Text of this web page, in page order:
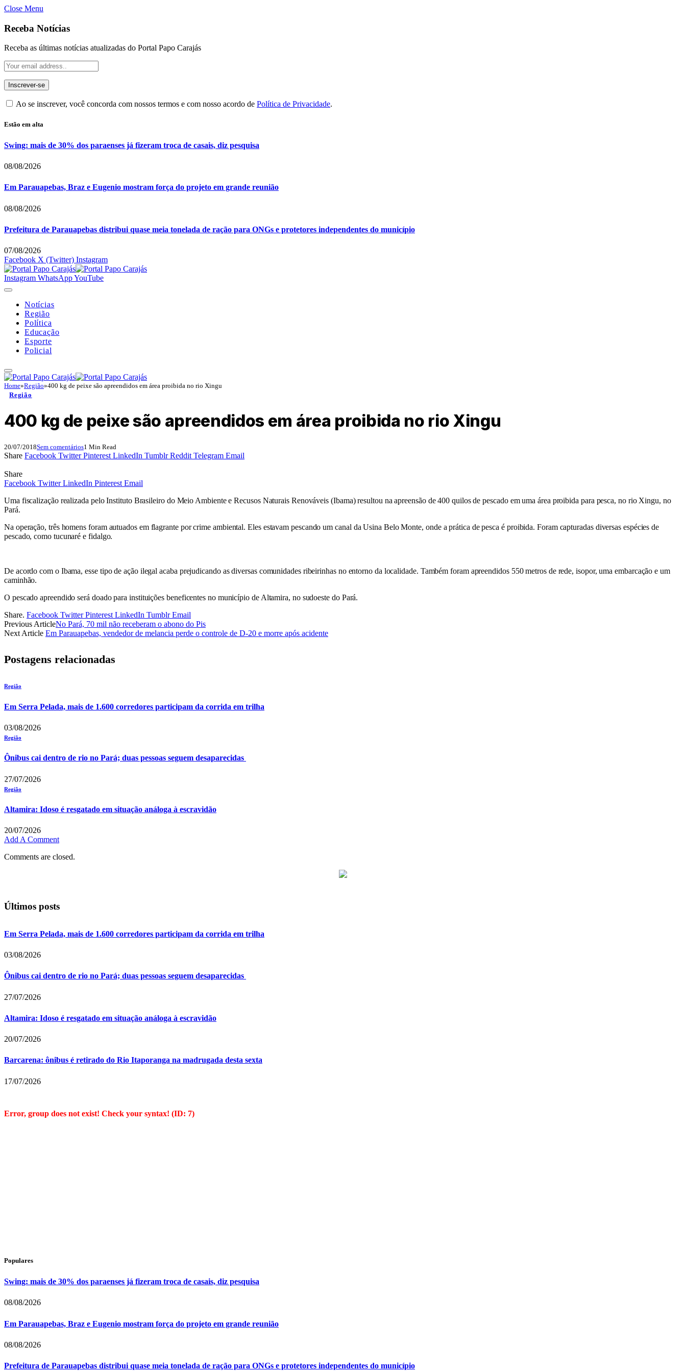
Close Menu
Receba Notícias
Receba as últimas notícias atualizadas do Portal Papo Carajás
Ao se inscrever, você concorda com nossos termos e com nosso acordo de Política de Privacidade.
Estão em alta
Swing: mais de 30% dos paraenses já fizeram troca de casais, diz pesquisa
08/08/2026
Em Parauapebas, Braz e Eugenio mostram força do projeto em grande reunião
08/08/2026
Prefeitura de Parauapebas distribui quase meia tonelada de ração para ONGs e protetores independentes do município
07/08/2026
Facebook X (Twitter) Instagram
Instagram WhatsAppYouTube
Notícias
Região
Política
Educação
Esporte
Policial
Home»Região»400 kg de peixe são apreendidos em área proibida no rio Xingu
Região
400 kg de peixe são apreendidos em área proibida no rio Xingu
20/07/2018Sem comentários1 Min Read
Share Facebook Twitter Pinterest LinkedIn Tumblr Reddit Telegram Email
Share
Facebook Twitter LinkedIn Pinterest Email
Uma fiscalização realizada pelo Instituto Brasileiro do Meio Ambiente e Recusos Naturais Renováveis (Ibama) resultou na apreensão de 400 quilos de pescado em uma área proibida para pesca, no rio Xingu, no
Pará.
Na operação, três homens foram autuados em flagrante por crime ambiental. Eles estavam pescando um canal da Usina Belo Monte, onde a prática de pesca é proibida. Foram capturadas diversas espécies de
pescado, como tucunaré e fidalgo.
De acordo com o Ibama, esse tipo de ação ilegal acaba prejudicando as diversas comunidades ribeirinhas no entorno da localidade. Também foram apreendidos 550 metros de rede, isopor, uma embarcação e um
caminhão.
O pescado apreendido será doado para instituições beneficentes no município de Altamira, no sudoeste do Pará.
Share. Facebook Twitter Pinterest LinkedIn Tumblr Email
Previous ArticleNo Pará, 70 mil não receberam o abono do Pis
Next Article Em Parauapebas, vendedor de melancia perde o controle de D-20 e morre após acidente
Postagens relacionadas
Região
Em Serra Pelada, mais de 1.600 corredores participam da corrida em trilha
03/08/2026
Região
Ônibus cai dentro de rio no Pará; duas pessoas seguem desaparecidas
27/07/2026
Região
Altamira: Idoso é resgatado em situação análoga à escravidão
20/07/2026
Add A Comment
Comments are closed.
Últimos posts
Em Serra Pelada, mais de 1.600 corredores participam da corrida em trilha
03/08/2026
Ônibus cai dentro de rio no Pará; duas pessoas seguem desaparecidas
27/07/2026
Altamira: Idoso é resgatado em situação análoga à escravidão
20/07/2026
Barcarena: ônibus é retirado do Rio Itaporanga na madrugada desta sexta
17/07/2026
Error, group does not exist! Check your syntax! (ID: 7)
Populares
Swing: mais de 30% dos paraenses já fizeram troca de casais, diz pesquisa
08/08/2026
Em Parauapebas, Braz e Eugenio mostram força do projeto em grande reunião
08/08/2026
Prefeitura de Parauapebas distribui quase meia tonelada de ração para ONGs e protetores independentes do município